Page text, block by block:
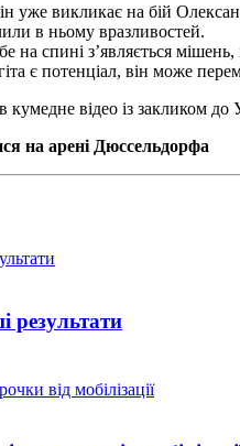
викликає на бій
в ньому вразливостей.
на спині з’являється
є потенціал, він може
відео із закликом до
на арені Дюссельдорфа
результати